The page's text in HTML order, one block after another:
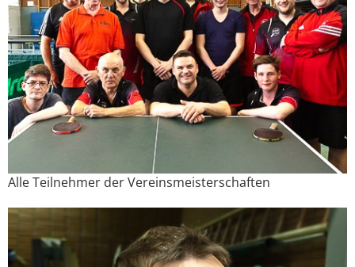
Alle Teilnehmer der Vereinsmeisterschaften